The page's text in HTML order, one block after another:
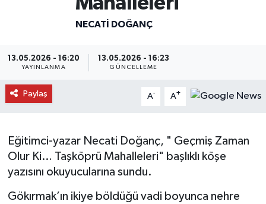
NECATI DOĞANÇ
13.05.2026 - 16:20
YAYINLANMA
13.05.2026 - 16:23
GÜNCELLEME
Paylaş A- A+
Eğitimci-yazar Necati Doğanç, " Geçmiş Zaman
Olur Ki… Taşköprü Mahalleleri" başlıklı köşe
yazısını okuyucularına sundu.
Gökırmak’ın ikiye böldüğü vadi boyunca nehre
Daday Haberleri
Devrekani Haberleri
Doğanyurt Haberleri